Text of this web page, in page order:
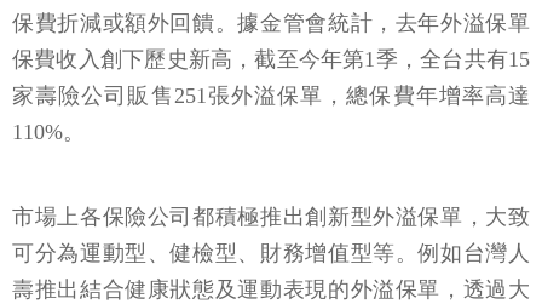
保費折減或額外回饋。據金管會統計，去年外溢保單
保費收入創下歷史新高，截至今年第1季，全台共有15
家壽險公司販售251張外溢保單，總保費年增率高達
110%。
市場上各保險公司都積極推出創新型外溢保單，大致
可分為運動型、健檢型、財務增值型等。例如台灣人
壽推出結合健康狀態及運動表現的外溢保單，透過大